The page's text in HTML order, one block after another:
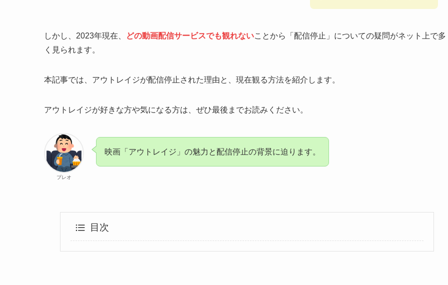
しかし、2023年現在、 どの動画配信サービスでも観れないことから「配信停止」についての疑問がネット上で多
く見られます。
本記事では、アウトレイジが配信停止された理由と、現在観る方法を紹介します。
アウトレイジが好きな方や気になる方は、ぜひ最後までお読みください。
プレオ
映画「アウトレイジ」の魅力と配信停止の背景に迫ります。
目次